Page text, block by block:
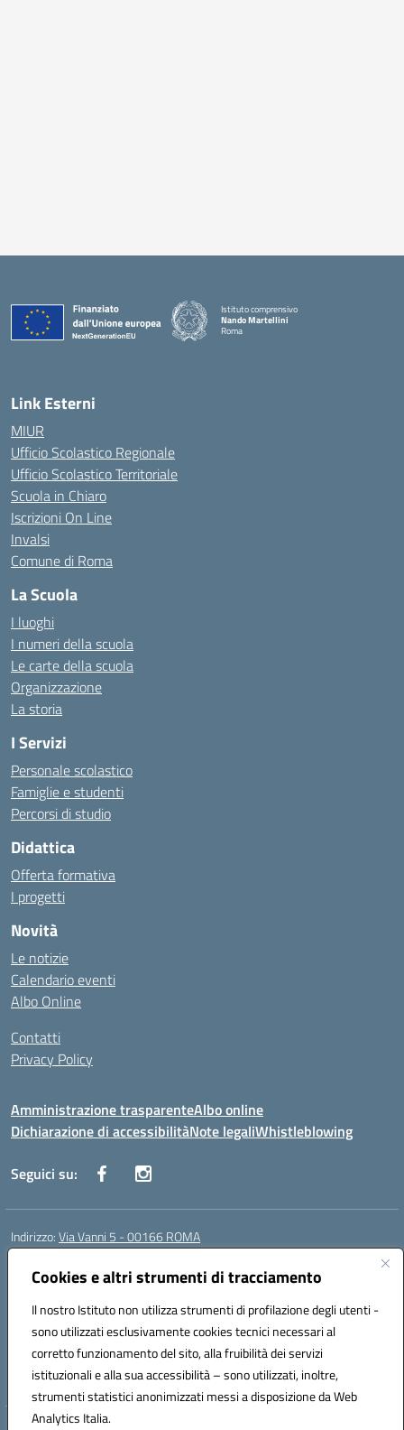
Cookies e altri strumenti di tracciamento
Il nostro Istituto non utilizza strumenti di profilazione degli utenti -
sono utilizzati esclusivamente cookies tecnici necessari al
corretto funzionamento del sito, alla fruibilità dei servizi
istituzionali e alla sua accessibilità – sono utilizzati, inoltre,
strumenti statistici anonimizzati messi a disposizione da Web
Analytics Italia.
Istituto comprensivo
Nando Martellini
Roma
Link Esterni
MIUR
Ufficio Scolastico Regionale
Ufficio Scolastico Territoriale
Scuola in Chiaro
Iscrizioni On Line
Invalsi
Comune di Roma
La Scuola
I luoghi
I numeri della scuola
Le carte della scuola
Organizzazione
La storia
I Servizi
Personale scolastico
Famiglie e studenti
Percorsi di studio
Didattica
Offerta formativa
I progetti
Novità
Le notizie
Calendario eventi
Albo Online
Contatti
Privacy Policy
Amministrazione trasparenteAlbo online
Dichiarazione di accessibilitàNote legaliWhistleblowing
Seguici su:
Indirizzo:Via Vanni 5 - 00166 ROMA
Centralino:06 66180851 Email:RMIC86500P@istruzione.it
Posta elettronica certificata (PEC):RMIC86500P@pec.istruzione.it
Codice fiscale: 97197050582
Codice meccanografico:RMIC86500P
Codice Indice delle Pubbliche Amministrazioni (IPA): istsc_RMIC86500P
Codice unico di fatturazione (CUF): UFSRRZ